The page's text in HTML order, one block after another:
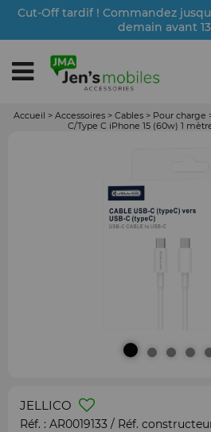
Cut-Off tardif ! Commandez
demain avant
Accueil > Accessoires > Cables > Pour charge
C/Type C iPhone 15 (60w) 1
JELLICO
Réf. : AR0019133 / Réf.